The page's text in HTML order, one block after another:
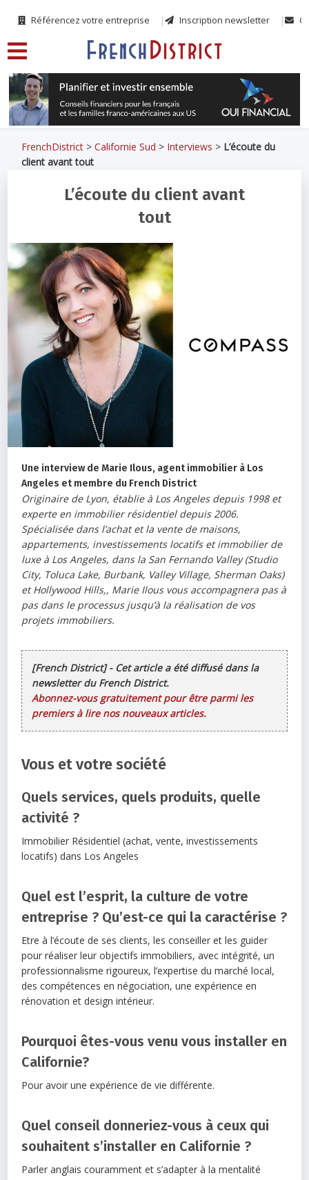
Référencez votre entreprise Inscription newsletter
FrenchDistrict >Californie Sud > Interviews > L’écoute du
client avant tout
L’écoute du client avant
tout
Une interview de Marie Ilous, agent immobilier à Los
Angeles et membre du French District
Originaire de Lyon, établie à Los Angeles depuis 1998 et
experte en immobilier résidentiel depuis 2006.
Spécialisée dans l’achat et la vente de maisons,
appartements, investissements locatifs et immobilier de
luxe à Los Angeles, dans la San Fernando Valley (Studio
City, Toluca Lake, Burbank, Valley Village, Sherman Oaks)
et Hollywood Hills,, Marie Ilous vous accompagnera pas à
pas dans le processus jusqu’à la réalisation de vos
projets immobiliers.
[French District] - Cet article a été diffusé dans la
newsletter du French District.
Abonnez-vous gratuitement pour être parmi les
premiers à lire nos nouveaux articles.
Vous et votre société
Quels services, quels produits, quelle
activité ?
Immobilier Résidentiel (achat, vente, investissements
locatifs) dans Los Angeles
Quel est l’esprit, la culture de votre
entreprise ? Qu’est-ce qui la caractérise ?
Etre à l’écoute de ses clients, les conseiller et les guider
pour réaliser leur objectifs immobiliers, avec intégrité, un
professionnalisme rigoureux, l’expertise du marché local,
des compétences en négociation, une expérience en
rénovation et design intérieur.
Pourquoi êtes-vous venu vous installer en
Californie?
Pour avoir une expérience de vie différente.
Quel conseil donneriez-vous à ceux qui
souhaitent s’installer en Californie ?
Parler anglais couramment et s’adapter à la mentalité